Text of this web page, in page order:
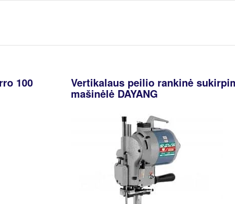
100 Vertikalaus peilio rankinė
mašinėlė DAYANG